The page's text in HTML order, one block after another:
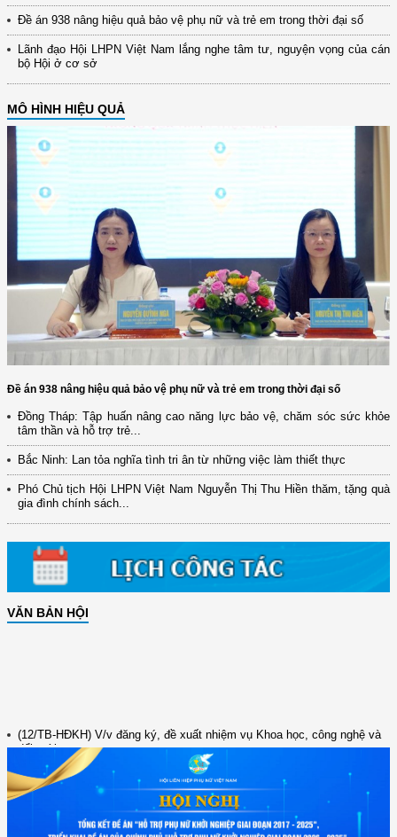
Đề án 938 nâng hiệu quả bảo vệ phụ nữ và trẻ em trong thời đại số
Lãnh đạo Hội LHPN Việt Nam lắng nghe tâm tư, nguyện vọng của cán
bộ Hội ở cơ sở
MÔ HÌNH HIỆU QUẢ
Đề án 938 nâng hiệu quả bảo vệ phụ nữ và trẻ em trong thời đại số
Đồng Tháp: Tập huấn nâng cao năng lực bảo vệ, chăm sóc sức khỏe
tâm thần và hỗ trợ trẻ...
Bắc Ninh: Lan tỏa nghĩa tình tri ân từ những việc làm thiết thực
Phó Chủ tịch Hội LHPN Việt Nam Nguyễn Thị Thu Hiền thăm, tặng quà
gia đình chính sách...
VĂN BẢN HỘI
đổi mới ...
(898/KH/ĐCT) Kế hoạch thực hiện Quyết định số 2415/QĐ-TTg ngày
31/10/2025 ...
(417/QĐ-BNNMT) Quyết định phê duyệt Chương trình mục tiêu quốc gia
xây dựng ...